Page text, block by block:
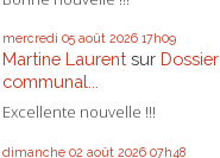
mercredi 05 août 2026 17h09
Martine Laurent sur
communal...
Excellente nouvelle !!!
dimanche 02 août 2026 07h48